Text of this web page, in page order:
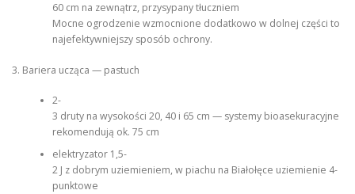
60 cm na zewnątrz, przysypany tłuczniem
Mocne ogrodzenie wzmocnione dodatkowo w dolnej części to
najefektywniejszy sposób ochrony.
3. Bariera ucząca — pastuch
2-
3 druty na wysokości 20, 40 i 65 cm — systemy bioasekuracyjne
rekomendują ok. 75 cm
elektryzator 1,5-
2 J z dobrym uziemieniem, w piachu na Białołęce uziemienie 4-
punktowe